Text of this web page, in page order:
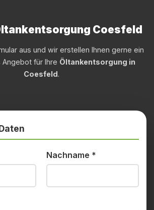
Coesfeld
aus und wir erstellen Ihnen gerne ein
für Ihre Öltankentsorgung in
Coesfeld.
Nachname *